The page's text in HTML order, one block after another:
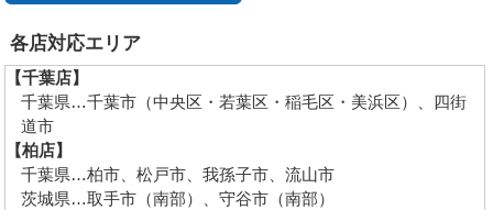
各店対応エリア
【千葉店】
千葉県…千葉市（中央区・若葉区・稲毛区・美浜区）、四街
道市
【柏店】
千葉県…柏市、松戸市、我孫子市、流山市
茨城県…取手市（南部）、守谷市（南部）